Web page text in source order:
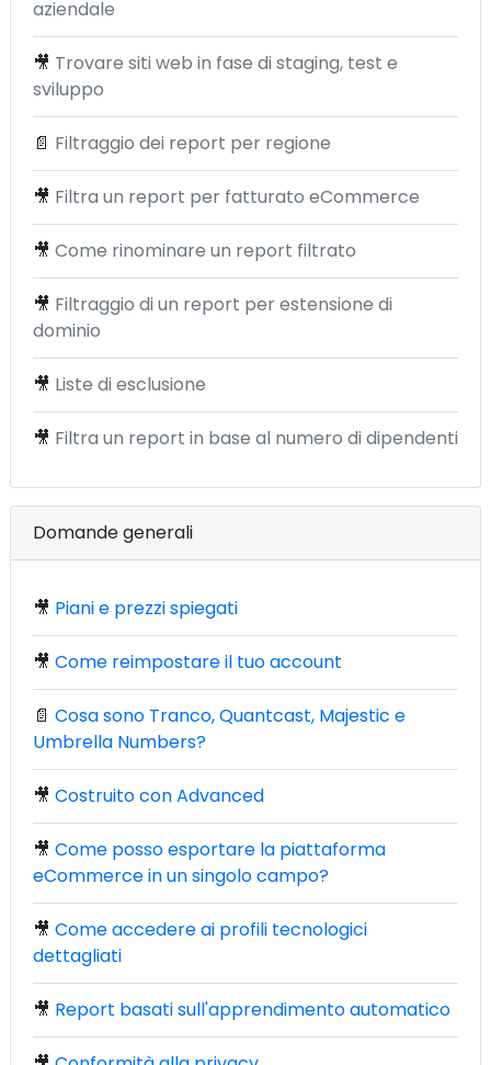
aziendale
🎥 Trovare siti web in fase di staging, test e
sviluppo
📄 Filtraggio dei report per regione
🎥 Filtra un report per fatturato eCommerce
🎥 Come rinominare un report filtrato
🎥 Filtraggio di un report per estensione di
dominio
🎥 Liste di esclusione
🎥 Filtra un report in base al numero di dipendenti
Domande generali
🎥 Piani e prezzi spiegati
🎥 Come reimpostare il tuo account
📄 Cosa sono Tranco, Quantcast, Majestic e
Umbrella Numbers?
🎥 Costruito con Advanced
🎥 Come posso esportare la piattaforma
eCommerce in un singolo campo?
🎥 Come accedere ai profili tecnologici
dettagliati
🎥 Report basati sull'apprendimento automatico